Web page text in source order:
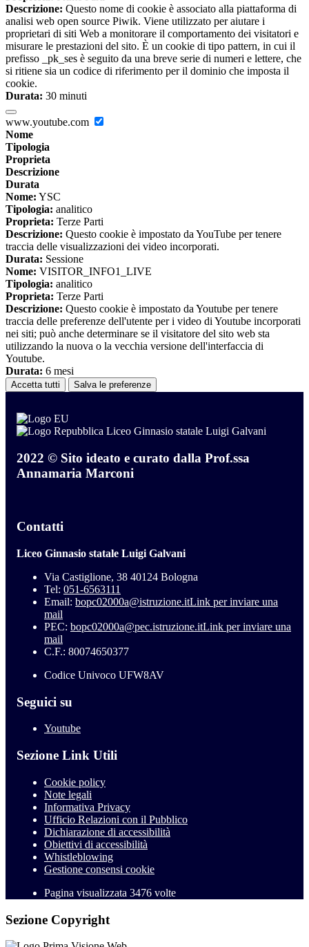
Descrizione: Questo nome di cookie è associato alla piattaforma di
analisi web open source Piwik. Viene utilizzato per aiutare i
proprietari di siti Web a monitorare il comportamento dei visitatori e
misurare le prestazioni del sito. È un cookie di tipo pattern, in cui il
prefisso _pk_ses è seguito da una breve serie di numeri e lettere, che
si ritiene sia un codice di riferimento per il dominio che imposta il
cookie.
Durata: 30 minuti
www.youtube.com
Nome
Tipologia
Proprieta
Descrizione
Durata
Nome: YSC
Tipologia: analitico
Proprieta: Terze Parti
Descrizione: Questo cookie è impostato da YouTube per tenere
traccia delle visualizzazioni dei video incorporati.
Durata: Sessione
Nome: VISITOR_INFO1_LIVE
Tipologia: analitico
Proprieta: Terze Parti
Descrizione: Questo cookie è impostato da Youtube per tenere
traccia delle preferenze dell'utente per i video di Youtube incorporati
nei siti; può anche determinare se il visitatore del sito web sta
utilizzando la nuova o la vecchia versione dell'interfaccia di
Youtube.
Durata: 6 mesi
Accetta tutti Salva le preferenze
Liceo Ginnasio statale Luigi Galvani
2022 © Sito ideato e curato dalla Prof.ssa
Annamaria Marconi
Contatti
Liceo Ginnasio statale Luigi Galvani
Via Castiglione, 38 40124 Bologna
Tel: 051-6563111
Email: bopc02000a@istruzione.itLink per inviare una
mail
PEC: bopc02000a@pec.istruzione.itLink per inviare una
mail
C.F.: 80074650377
Codice Univoco UFW8AV
Seguici su
Youtube
Sezione Link Utili
Cookie policy
Note legali
Informativa Privacy
Ufficio Relazioni con il Pubblico
Dichiarazione di accessibilità
Obiettivi di accessibilità
Whistleblowing
Gestione consensi cookie
Pagina visualizzata 3476 volte
Sezione Copyright